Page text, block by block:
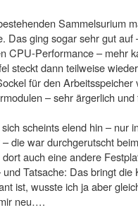
Sammelsurium
Das ging sogar sehr gut
CPU-Performance – mehr
steckt dann teilweise
für den
– sehr ärgerlich
scheints elend hin – nur
die war durchgerutscht
auch eine andere
Tatsache: Das bringt
ist, wusste ich ja aber
neu….